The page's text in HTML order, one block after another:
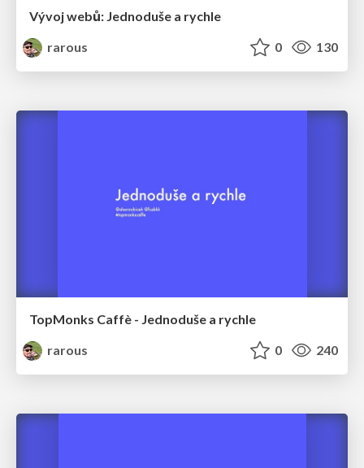
Vývoj webů: Jednoduše a rychle
rarous
0 130
TopMonks Caffè - Jednoduše a rychle
rarous
0 240